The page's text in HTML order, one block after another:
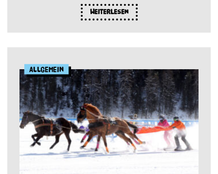
Weiterlesen
Allgemein